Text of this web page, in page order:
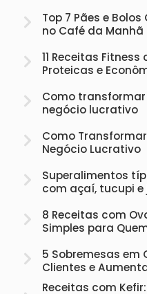
Top 7 Pães e
no Café da Manhã
11 Receitas
Proteicas e
Como
negócio lucrativo
Como
Negócio Lucrativo
Superalimentos
com açaí, tucupi e
8 Receitas com
Simples para
5 Sobremesas em
Clientes e
Receitas com